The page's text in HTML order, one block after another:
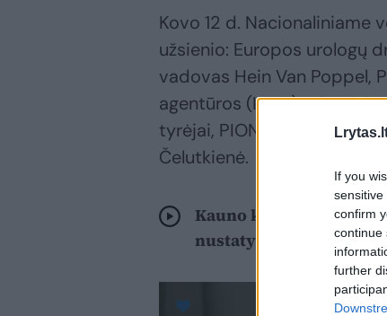
If you
confirm
continue
further
Kovo 12 d. Nacionaliniame
užsienio: Europos urologų
vadovas Hein Van Poppel,
agentūros (IARC) prie PSO
tyrėjai, PIONEER
Čelutkienė.
Kauno klinikos
nustatyti klastingą